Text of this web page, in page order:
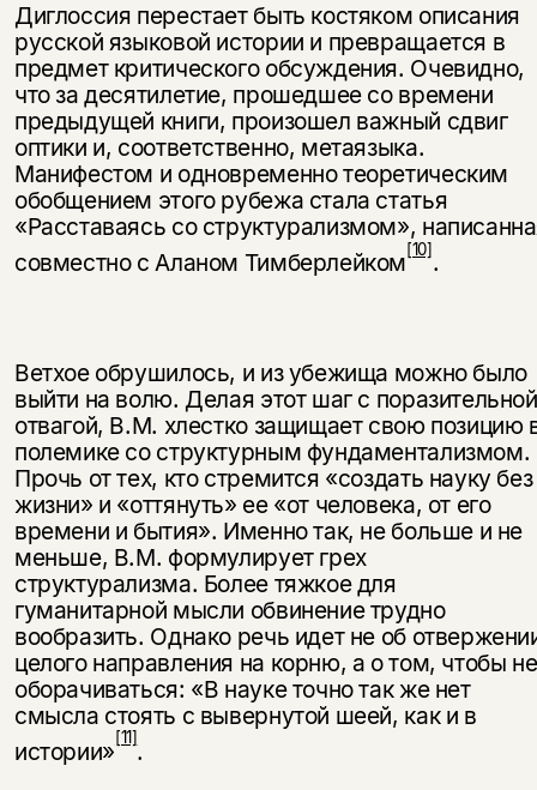
Диглоссия перестает быть костяком описания
русской языковой истории и превращается в
предмет критического обсуждения. Очевидно,
что за деся­тилетие, прошедшее со времени
предыдущей книги, произошел важный сдвиг
оптики и, соответственно, метаязыка.
Манифестом и одновременно теоретическим
обобщением этого рубежа стала статья
«Расставаясь со струк­турализмом»,
совместно с Аланом Тимберлейком[10].
Ветхое обрушилось, и из убежища можно было
выйти на волю. Делая этот шаг с поразительной
отвагой, В.М. хлестко защищает свою позицию
поле­мике со структурным фундаментализмом.
Прочь от тех, кто стремится «соз­дать науку без
жизни» и «оттянуть» ее «от человека, от его
времени и бытия». Именно так, не больше и не
меньше, В.М. формулирует грех
структурализма. Более тяжкое для
гуманитарной мысли обвинение трудно
вообразить. Од­нако речь идет не об
целого направления на корню, а о том, чтобы не
оборачиваться: «В науке точно так же нет
смысла стоять с вывернутой шеей, как и в
истории»[11].